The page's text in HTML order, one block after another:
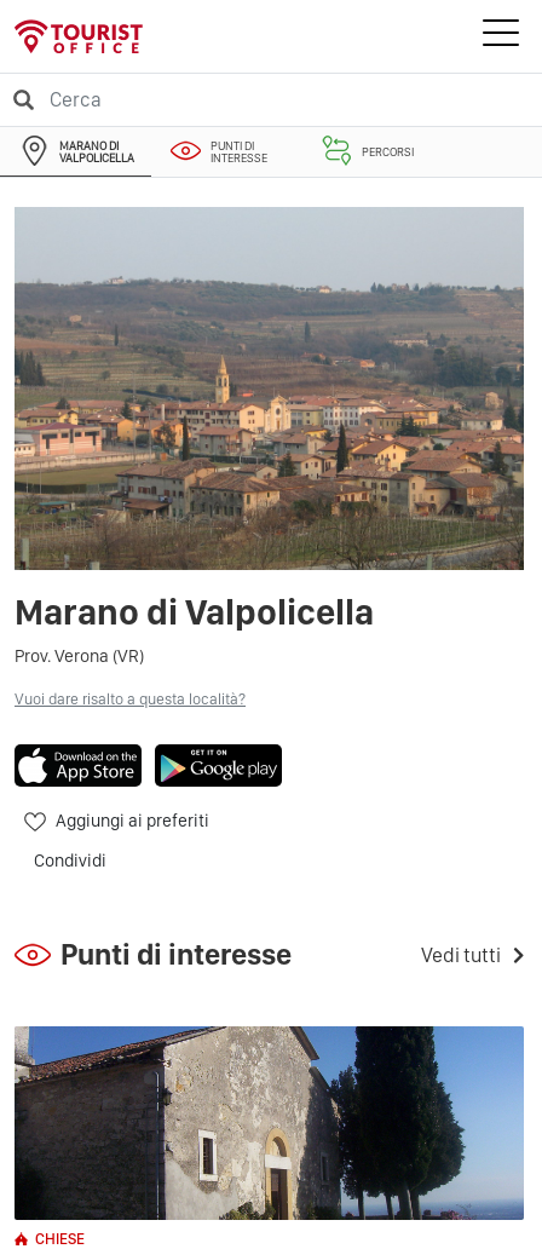
MARANO DI
VALPOLICELLA
PUNTI DI
INTERESSE
PERCORSI
Marano di Valpolicella
Prov. Verona (VR)
Vuoi dare risalto a questa località?
Aggiungi ai preferiti
Condividi
Punti di interesse Vedi tutti
CHIESE